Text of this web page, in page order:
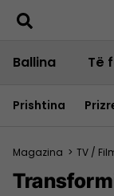
Ballina Të
Prishtina
Magazina > TV /